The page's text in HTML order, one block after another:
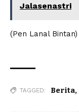
Jalasenastri
(Pen Lanal Bintan)
TAGGED: Berita,